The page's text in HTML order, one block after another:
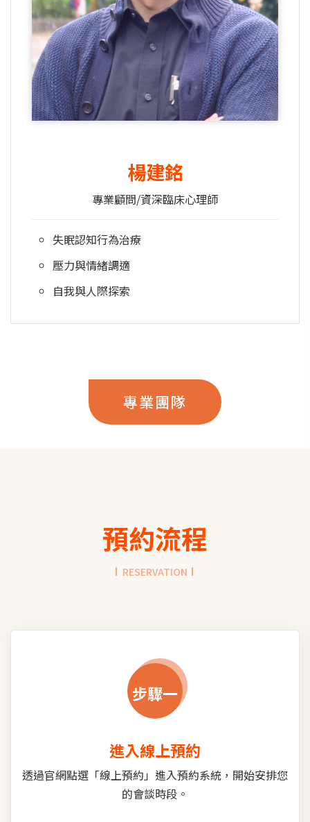
楊建銘
專業顧問/資深臨床心理師
失眠認知行為治療
壓力與情緒調適
自我與人際探索
專業團隊
預約流程
RESERVATION
步驟一
進入線上預約
透過官網點選「線上預約」進入預約系統，開始安排您
的會談時段。